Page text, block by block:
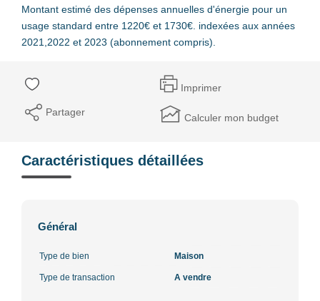
Montant estimé des dépenses annuelles d'énergie pour un
usage standard entre 1220€ et 1730€. indexées aux années
2021,2022 et 2023 (abonnement compris).
Imprimer
Partager Calculer mon budget
Caractéristiques détaillées
Général
Type de bien Maison
Type de transaction A vendre